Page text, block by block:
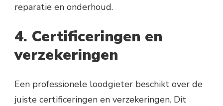
reparatie en onderhoud.
4. Certificeringen en
verzekeringen
Een professionele loodgieter beschikt over de
juiste certificeringen en verzekeringen. Dit